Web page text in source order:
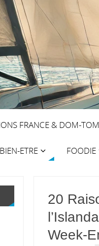
FRANCE & DOM-TOM
BIEN-ETRE FOODIE
20
Week-